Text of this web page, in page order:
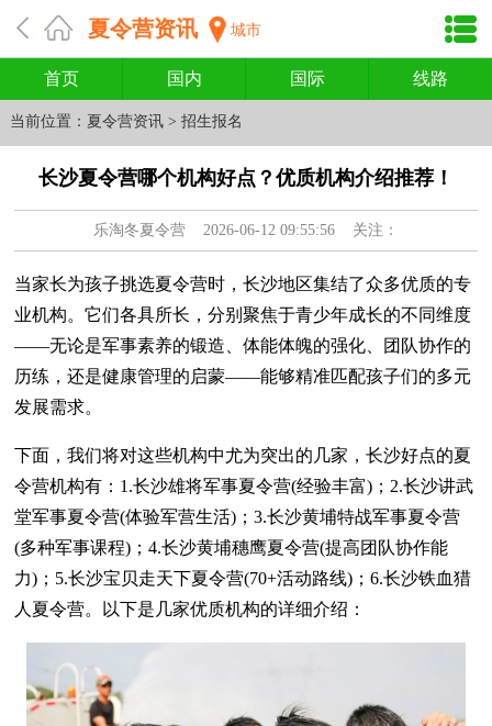
夏令营资讯 城市
首页 国内 国际 线路
当前位置： 夏令营资讯> 招生报名
长沙夏令营哪个机构好点？优质机构介绍推荐！
乐淘冬夏令营2026-06-12 09:55:56 关注：
当家长为孩子挑选夏令营时，长沙地区集结了众多优质的专
业机构。它们各具所长，分别聚焦于青少年成长的不同维度
——无论是军事素养的锻造、体能体魄的强化、团队协作的
历练，还是健康管理的启蒙——能够精准匹配孩子们的多元
发展需求。
下面，我们将对这些机构中尤为突出的几家，长沙好点的夏
令营机构有：1.长沙雄将军事夏令营(经验丰富)；2.长沙讲武
堂军事夏令营(体验军营生活)；3.长沙黄埔特战军事夏令营
(多种军事课程)；4.长沙黄埔穗鹰夏令营(提高团队协作能
力)；5.长沙宝贝走天下夏令营(70+活动路线)；6.长沙铁血猎
人夏令营。以下是几家优质机构的详细介绍：